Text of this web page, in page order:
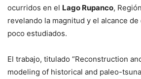
ocurridos en el Lago Rupanco,
revelando la magnitud y el alcance
poco estudiados.
El trabajo, titulado “Reconstruction
modeling of historical and paleo-